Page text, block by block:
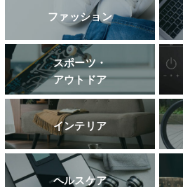
ファッション
スポーツ・
アウトドア
インテリア
ヘルスケア